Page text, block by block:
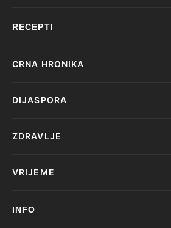
RECEPTI
CRNA HRONIKA
DIJASPORA
ZDRAVLJE
VRIJEME
INFO